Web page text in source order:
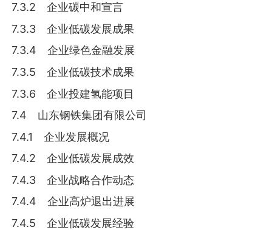
7.3.2 企业碳中和宣言
7.3.3 企业低碳发展成果
7.3.4 企业绿色金融发展
7.3.5 企业低碳技术成果
7.3.6 企业投建氢能项目
7.4 山东钢铁集团有限公司
7.4.1 企业发展概况
7.4.2 企业低碳发展成效
7.4.3 企业战略合作动态
7.4.4 企业高炉退出进展
7.4.5 企业低碳发展经验